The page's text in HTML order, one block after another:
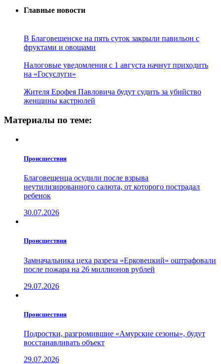
Главные новости
В Благовещенске на пять суток закрыли павильон с
фруктами и овощами
Налоговые уведомления с 1 августа начнут приходить
на «Госуслуги»
Жителя Ерофея Павловича будут судить за убийство
женщины кастрюлей
Материалы по теме:
Проиcшествия
Благовещенца осудили после взрыва
неутилизированного салюта, от которого пострадал
ребенок
30.07.2026
Проиcшествия
Замначальника цеха разреза «Ерковецкий» оштрафовали
после пожара на 26 миллионов рублей
29.07.2026
Проиcшествия
Подростки, разгромившие «Амурские сезоны», будут
восстанавливать объект
29.07.2026